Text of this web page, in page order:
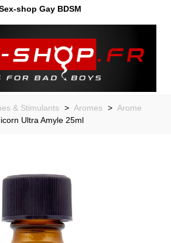
shop Gay BDSM
& Stimulants > Aromes > Arome
Ultra Amyle 25ml